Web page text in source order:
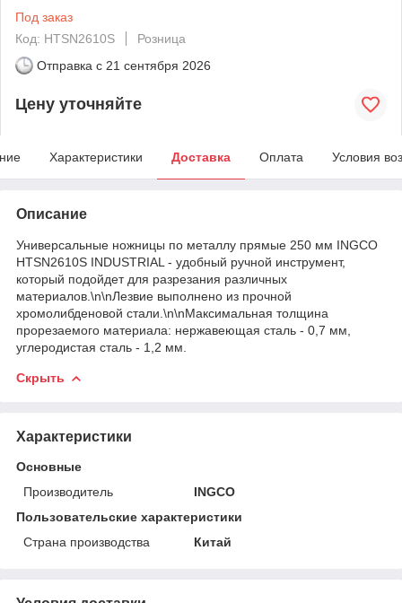
Под заказ
Код: HTSN2610S
Розница
Отправка с 21 сентября 2026
Цену уточняйте
Характеристики Доставка Оплата Условия
Описание
Универсальные ножницы по металлу прямые 250 мм INGCO
HTSN2610S INDUSTRIAL - удобный ручной инструмент,
который подойдет для разрезания различных
материалов.\n\nЛезвие выполнено из прочной
хромолибденовой стали.\n\nМаксимальная толщина
прорезаемого материала: нержавеющая сталь - 0,7 мм,
углеродистая сталь - 1,2 мм.
Скрыть
Характеристики
Основные
Производитель
INGCO
Пользовательские характеристики
Страна производства
Китай